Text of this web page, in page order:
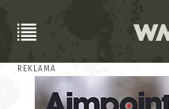
REKLAMA